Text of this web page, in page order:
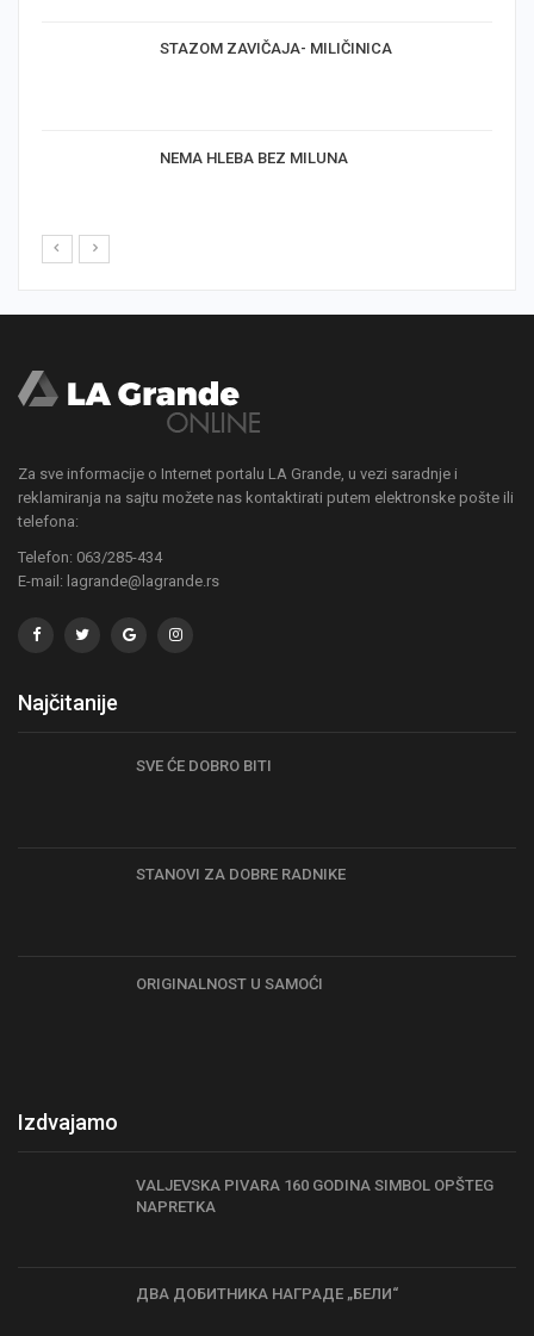
STAZOM ZAVIČAJA- MILIČINICA
NEMA HLEBA BEZ MILUNA
Za sve informacije o Internet portalu LA Grande, u vezi saradnje i
reklamiranja na sajtu možete nas kontaktirati putem elektronske pošte ili
telefona:
Telefon: 063/285-434
E-mail: lagrande@lagrande.rs
Najčitanije
SVE ĆE DOBRO BITI
STANOVI ZA DOBRE RADNIKE
ORIGINALNOST U SAMOĆI
Izdvajamo
VALJEVSKA PIVARA 160 GODINA SIMBOL OPŠTEG
NAPRETKA
ДВА ДОБИТНИКА НАГРАДЕ „БЕЛИ“